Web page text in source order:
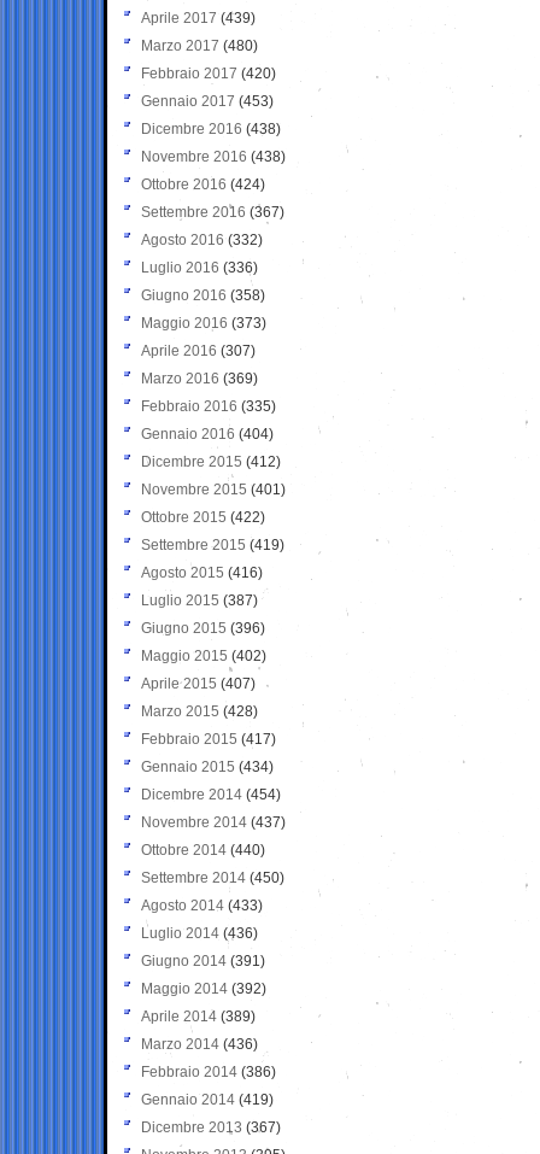
Aprile 2017 (439)
Marzo 2017 (480)
Febbraio 2017 (420)
Gennaio 2017 (453)
Dicembre 2016 (438)
Novembre 2016 (438)
Ottobre 2016 (424)
Settembre 2016 (367)
Agosto 2016 (332)
Luglio 2016 (336)
Giugno 2016 (358)
Maggio 2016 (373)
Aprile 2016 (307)
Marzo 2016 (369)
Febbraio 2016 (335)
Gennaio 2016 (404)
Dicembre 2015 (412)
Novembre 2015 (401)
Ottobre 2015 (422)
Settembre 2015 (419)
Agosto 2015 (416)
Luglio 2015 (387)
Giugno 2015 (396)
Maggio 2015 (402)
Aprile 2015 (407)
Marzo 2015 (428)
Febbraio 2015 (417)
Gennaio 2015 (434)
Dicembre 2014 (454)
Novembre 2014 (437)
Ottobre 2014 (440)
Settembre 2014 (450)
Agosto 2014 (433)
Luglio 2014 (436)
Giugno 2014 (391)
Maggio 2014 (392)
Aprile 2014 (389)
Marzo 2014 (436)
Febbraio 2014 (386)
Gennaio 2014 (419)
Dicembre 2013 (367)